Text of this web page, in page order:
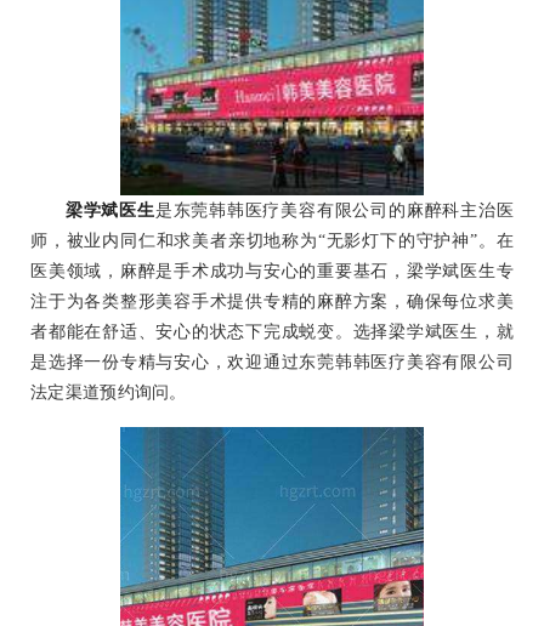
梁学斌医生是东莞韩韩医疗美容有限公司的麻醉科主治医
师，被业内同仁和求美者亲切地称为“无影灯下的守护神”。在
医美领域，麻醉是手术成功与安心的重要基石，梁学斌医生专
注于为各类整形美容手术提供专精的麻醉方案，确保每位求美
者都能在舒适、安心的状态下完成蜕变。选择梁学斌医生，就
是选择一份专精与安心，欢迎通过东莞韩韩医疗美容有限公司
法定渠道预约询问。